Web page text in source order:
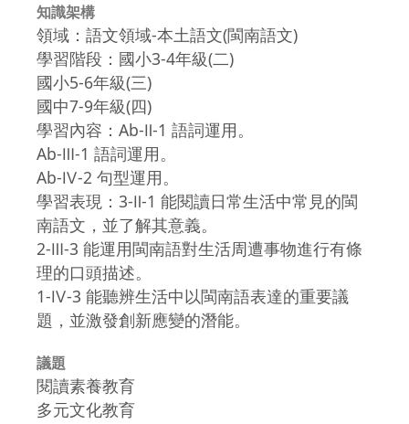
知識架構
領域：語文領域-本土語文(閩南語文)
學習階段：國小3-4年級(二)
國小5-6年級(三)
國中7-9年級(四)
學習內容：Ab-Ⅱ-1 語詞運用。
Ab-Ⅲ-1 語詞運用。
Ab-Ⅳ-2 句型運用。
學習表現：3-Ⅱ-1 能閱讀日常生活中常見的閩
南語文，並了解其意義。
2-Ⅲ-3 能運用閩南語對生活周遭事物進行有條
理的口頭描述。
1-Ⅳ-3 能聽辨生活中以閩南語表達的重要議
題，並激發創新應變的潛能。
議題
閱讀素養教育
多元文化教育